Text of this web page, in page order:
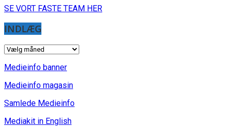
SE VORT FASTE TEAM HER
INDLÆG
INDLÆG
Medieinfo banner
Medieinfo magasin
Samlede Medieinfo
Mediakit in English